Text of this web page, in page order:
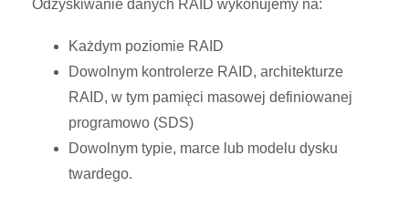
Odzyskiwanie danych RAID wykonujemy na:
Każdym poziomie RAID
Dowolnym kontrolerze RAID, architekturze
RAID, w tym pamięci masowej definiowanej
programowo (SDS)
Dowolnym typie, marce lub modelu dysku
twardego.